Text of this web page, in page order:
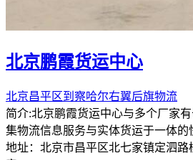
北京鹏霞货运中心
北京昌平区到察哈尔右翼后旗物流
简介:北京鹏霞货运中心与多个厂家
集物流信息服务与实体货运于一体的
地址：北京市昌平区北七家镇定泗路